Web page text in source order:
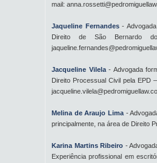
mail:
Jaqueline Fernandes -
Direito de São Bernardo
Jacqueline Vilela - Advogada
Direito Processual Civil pela EPD
Melina de Araujo Lima -
principalmente, na área de Direito
Karina Martins Ribeiro -
Experiência profissional em